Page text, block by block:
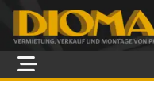
Skip to main content
Skip to footer